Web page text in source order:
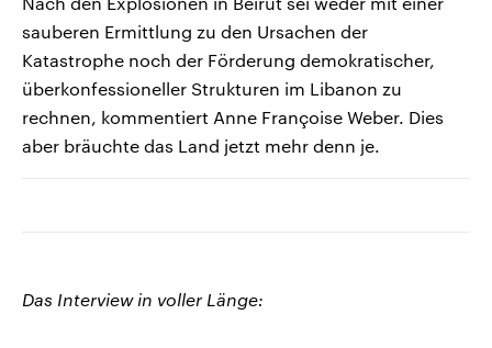
sauberen Ermittlung zu den Ursachen der
Katastrophe noch der Förderung demokratischer,
überkonfessioneller Strukturen im Libanon zu
rechnen, kommentiert Anne Françoise Weber. Dies
aber bräuchte das Land jetzt mehr denn je.
Das Interview in voller Länge: